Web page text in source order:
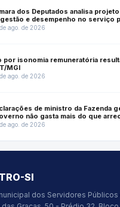
dos Deputados analisa
e desempenho no serviço
ago. de 2026
por isonomia remuneratória
MGI
ago. de 2026
de ministro da Fazenda
não gasta mais do que
ago. de 2026
SI
dos Servidores Públicos